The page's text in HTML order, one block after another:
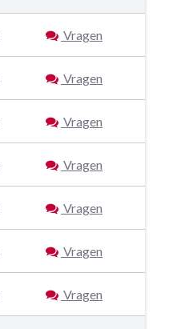
Vragen
Vragen
Vragen
Vragen
Vragen
Vragen
Vragen